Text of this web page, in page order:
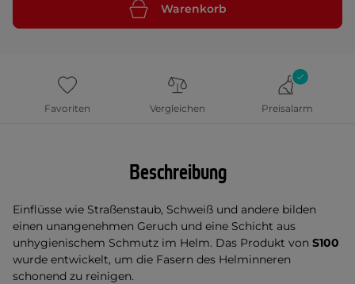
Warenkorb
Favoriten Vergleichen Preisalarm
Beschreibung
Einflüsse wie Straßenstaub, Schweiß und andere bilden
einen unangenehmen Geruch und eine Schicht aus
unhygienischem Schmutz im Helm. Das Produkt von S100
wurde entwickelt, um die Fasern des Helminneren
schonend zu reinigen.